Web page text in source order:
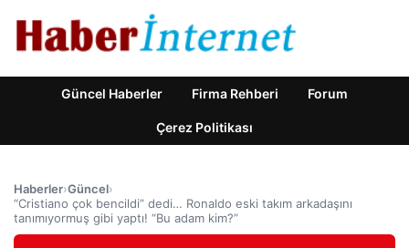
Güncel Haberler Firma Rehberi Forum
Çerez Politikası
Haberler›Güncel›
“Cristiano çok bencildi” dedi… Ronaldo eski takım arkadaşını
tanımıyormuş gibi yaptı! “Bu adam kim?”